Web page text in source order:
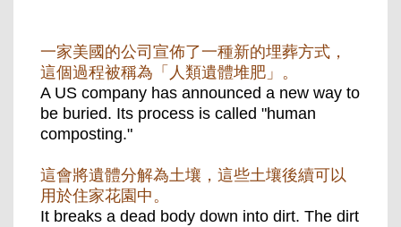
一家美國的公司宣佈了一種新的埋葬方式，
這個過程被稱為「人類遺體堆肥」。
A US company has announced a new way to
be buried. Its process is called "human
composting."
這會將遺體分解為土壤，這些土壤後續可以
用於住家花園中。
It breaks a dead body down into dirt. The dirt